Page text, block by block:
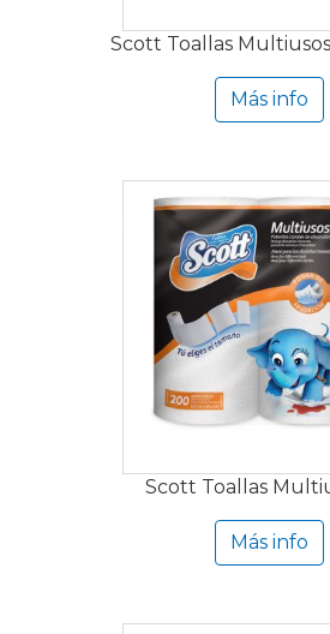
Scott Toallas
Más info
Scott Toallas
Más info